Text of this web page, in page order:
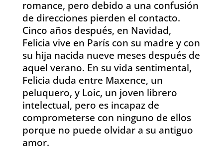
romance, pero debido a una confusión
de direcciones pierden el contacto.
Cinco años después, en Navidad,
Felicia vive en París con su madre y con
su hija nacida nueve meses después de
aquel verano. En su vida sentimental,
Felicia duda entre Maxence, un
peluquero, y Loic, un joven librero
intelectual, pero es incapaz de
comprometerse con ninguno de ellos
porque no puede olvidar a su antiguo
amor.